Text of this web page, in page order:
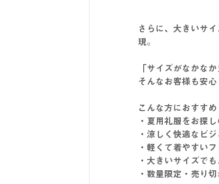
さらに、大きいサ
現。
「サイズがなかな
そんなお客様も安心
こんな方におすすめ
・夏用礼服をお探し
・涼しく快適なビ
・軽くて着やすい
・大きいサイズで
・数量限定・売り切